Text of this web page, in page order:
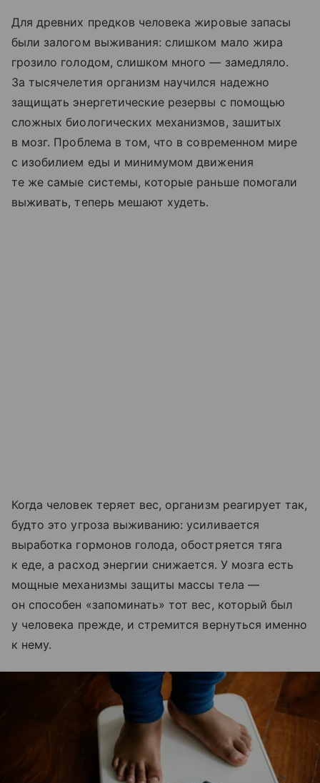
Для древних предков человека жировые запасы
были залогом выживания: слишком мало жира
грозило голодом, слишком много — замедляло.
За тысячелетия организм научился надежно
защищать энергетические резервы с помощью
сложных биологических механизмов, зашитых
в мозг. Проблема в том, что в современном мире
с изобилием еды и минимумом движения
те же самые системы, которые раньше помогали
выживать, теперь мешают худеть.
Когда человек теряет вес, организм реагирует так,
будто это угроза выживанию: усиливается
выработка гормонов голода, обостряется тяга
к еде, а расход энергии снижается. У мозга есть
мощные механизмы защиты массы тела —
он способен «запоминать» тот вес, который был
у человека прежде, и стремится вернуться именно
к нему.